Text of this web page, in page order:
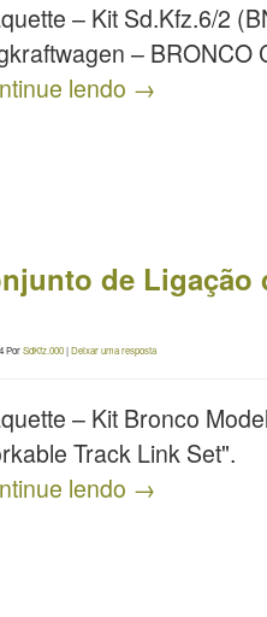
– Kit Sd.Kfz.6/2
– BRONCO
lendo →
de Ligação
PorSdKfz.000|Deixar uma resposta
– Kit Bronco
Track Link Set".
lendo →